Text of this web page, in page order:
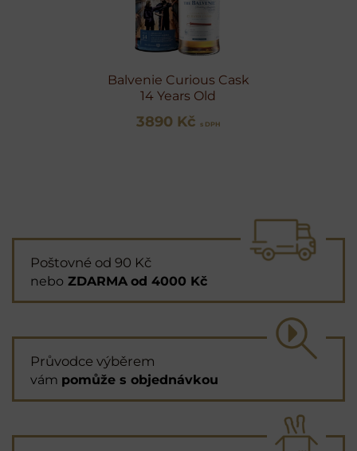
Balvenie Curious Cask
14 Years Old
3890 Kč s DPH
Poštovné od 90 Kč
nebo ZDARMA od 4000 Kč
Průvodce výběrem
vám pomůže s objednávkou